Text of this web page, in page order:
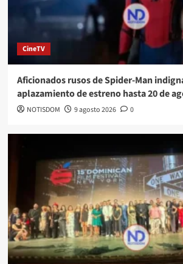
CineTV
Aficionados rusos de Spider-Man
aplazamiento de estreno hasta 20 de
NOTISDOM 9 agosto 2026 0